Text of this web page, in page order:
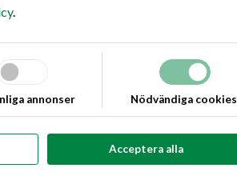
.
annonser Nödvändiga cookies
Acceptera alla